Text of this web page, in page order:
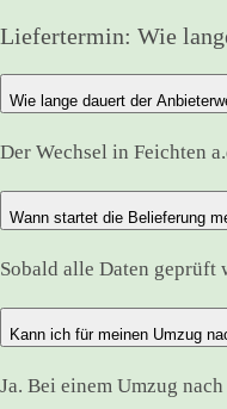
Liefertermin: Wie
Wie lange dauert der
Der Wechsel in Feichten
Wann startet die Belieferung
Sobald alle Daten
Kann ich für meinen Umzug
Ja. Bei einem Umzug